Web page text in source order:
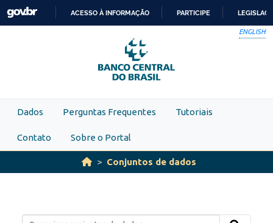
Skip to main content
PARA
O
CONTEÚDO
ACESSO À INFORMAÇÃO PARTICIPE
ENGLISH
Dados Perguntas Frequentes Tutoriais
Contato Sobre o Portal
Conjuntos de dados